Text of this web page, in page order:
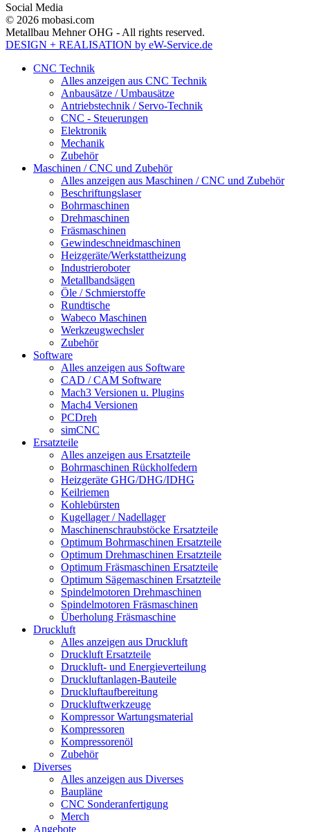
Social Media
© 2026 mobasi.com
Metallbau Mehner OHG - All rights reserved.
DESIGN + REALISATION by eW-Service.de
CNC Technik
Alles anzeigen aus CNC Technik
Anbausätze / Umbausätze
Antriebstechnik / Servo-Technik
CNC - Steuerungen
Elektronik
Mechanik
Zubehör
Maschinen / CNC und Zubehör
Alles anzeigen aus Maschinen / CNC und Zubehör
Beschriftungslaser
Bohrmaschinen
Drehmaschinen
Fräsmaschinen
Gewindeschneidmaschinen
Heizgeräte/Werkstattheizung
Industrieroboter
Metallbandsägen
Öle / Schmierstoffe
Rundtische
Wabeco Maschinen
Werkzeugwechsler
Zubehör
Software
Alles anzeigen aus Software
CAD / CAM Software
Mach3 Versionen u. Plugins
Mach4 Versionen
PCDreh
simCNC
Ersatzteile
Alles anzeigen aus Ersatzteile
Bohrmaschinen Rückholfedern
Heizgeräte GHG/DHG/IDHG
Keilriemen
Kohlebürsten
Kugellager / Nadellager
Maschinenschraubstöcke Ersatzteile
Optimum Bohrmaschinen Ersatzteile
Optimum Drehmaschinen Ersatzteile
Optimum Fräsmaschinen Ersatzteile
Optimum Sägemaschinen Ersatzteile
Spindelmotoren Drehmaschinen
Spindelmotoren Fräsmaschinen
Überholung Fräsmaschine
Druckluft
Alles anzeigen aus Druckluft
Druckluft Ersatzteile
Druckluft- und Energieverteilung
Druckluftanlagen-Bauteile
Druckluftaufbereitung
Druckluftwerkzeuge
Kompressor Wartungsmaterial
Kompressoren
Kompressorenöl
Zubehör
Diverses
Alles anzeigen aus Diverses
Baupläne
CNC Sonderanfertigung
Merch
Angebote